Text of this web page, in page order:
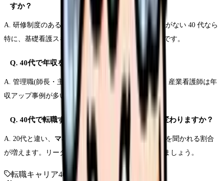
すか？
A. 研修制度のある職場を選べば十分可能。ブランクがない 40 代なら
特に、基礎看護スキルが揺るがないため習得が早いです。
Q. 40代で年収を上げる転職は可能？
A. 管理職(師長・主任)、訪問看護(オンコール手当)、産業看護師は年
収アップ事例が多い分野。交渉の余地もあります。
Q. 40代で転職する際、面接で聞かれることが変わりますか？
A. 20代と違い、 マネジメント視点 チームへの貢献
を聞かれる割合
が増えます。リーダー経験の具体例を準備しておきましょう。
転職キャリア40代 ベテラン